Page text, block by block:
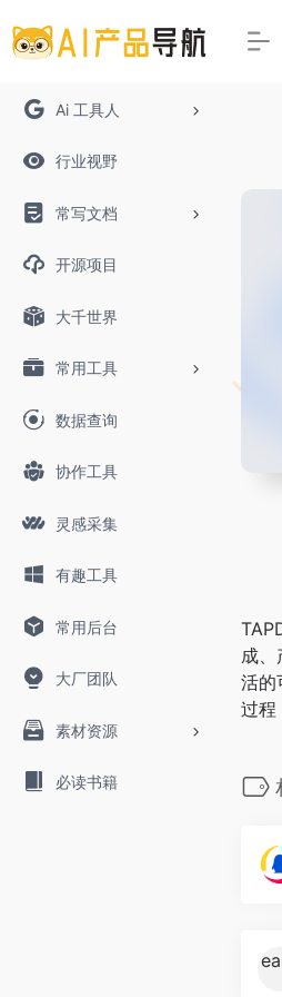
Ai 工具人
行业视野
常写文档
开源项目
大千世界
常用工具
数据查询
协作工具
灵感采集
有趣工具
常用后台
大厂团队
素材资源
必读书籍
成、
活的
过程